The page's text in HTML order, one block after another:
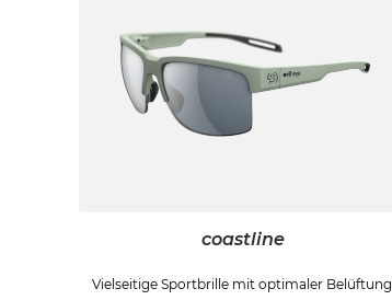
coastline
Vielseitige Sportbrille mit optimaler Belüftung,